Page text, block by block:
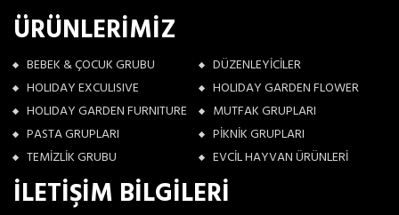
ÜRÜNLERİMİZ
BEBEK & ÇOCUK GRUBU
DÜZENLEYİCİLER
HOLIDAY EXCULISIVE
HOLIDAY GARDEN FLOWER
HOLIDAY GARDEN FURNITURE
MUTFAK GRUPLARI
PASTA GRUPLARI
PİKNİK GRUPLARI
TEMİZLİK GRUBU
EVCİL HAYVAN ÜRÜNLERİ
İLETİŞİM BİLGİLERİ